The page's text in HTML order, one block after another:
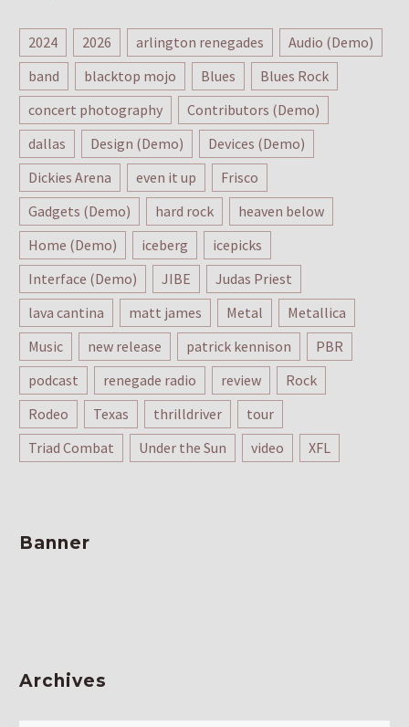
2024 2026 arlington renegades
Audio (Demo)
band
blacktop mojo Blues
Blues Rock
concert photography
Contributors (Demo)
dallas
Design (Demo)
Devices (Demo)
Dickies Arena
even it up
Frisco
Gadgets (Demo)
hard rock
heaven below
Home (Demo)
iceberg
icepicks
Interface (Demo)
JIBE
Judas Priest
lava cantina
matt james Metal
Metallica
Music
new release patrick kennison
PBR
podcast
renegade radio review
Rock
Rodeo
Texas thrilldriver
tour
Triad Combat
Under the Sun video XFL
Banner
Archives